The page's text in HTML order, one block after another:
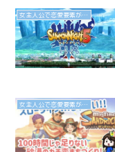
女主人公で恋愛要素があるゲーム
女主人公で恋愛要素があるゲーム